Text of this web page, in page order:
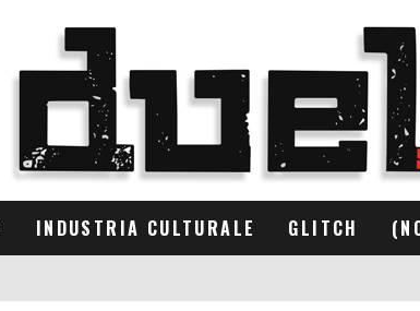
INDUSTRIA CULTURALE GLITCH